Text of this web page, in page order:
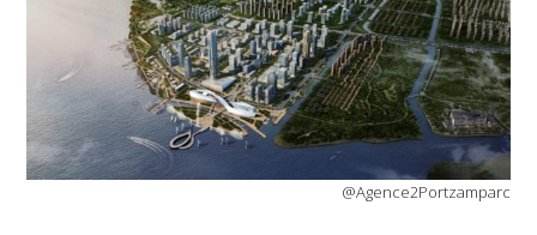
@Agence2Portzamparc